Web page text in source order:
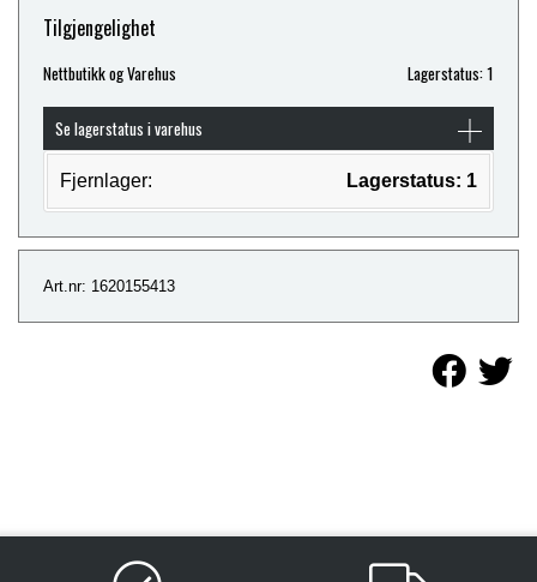
Tilgjengelighet
Nettbutikk og Varehus Lagerstatus: 1
Se lagerstatus i varehus
Fjernlager: Lagerstatus: 1
Art.nr: 1620155413